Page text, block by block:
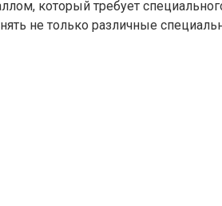
который требует
не только различные